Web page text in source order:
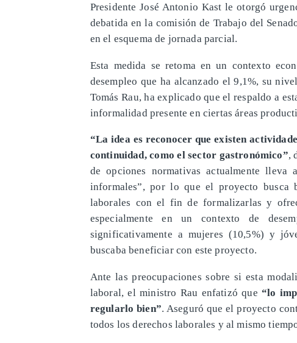
Presidente José Antonio Kast le otorgó
debatida en la comisión de Trabajo del
en el esquema de jornada parcial.
Esta medida se retoma en un contexto
desempleo que ha alcanzado el 9,1%, su
Tomás Rau, ha explicado que el respaldo a
informalidad presente en ciertas áreas
“La idea es reconocer que existen
continuidad, como el sector gastronómico”,
de opciones normativas actualmente lleva
informales”, por lo que el proyecto busca
laborales con el fin de formalizarlas y
especialmente en un contexto de
significativamente a mujeres (10,5%) y
buscaba beneficiar con este proyecto.
Ante las preocupaciones sobre si esta
laboral, el ministro Rau enfatizó que“lo
regularlo bien”. Aseguró que el proyecto
todos los derechos laborales y al mismo